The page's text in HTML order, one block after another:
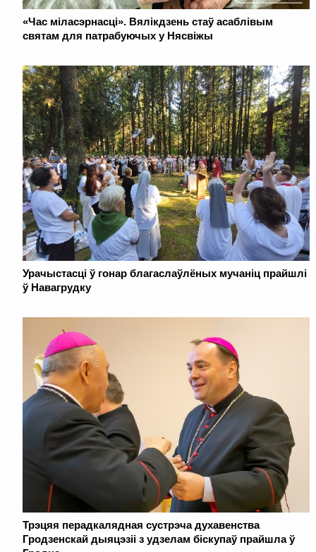
«Час міласэрнасці». Вялікдзень стаў асаблівым
святам для патрабуючых у Нясвіжы
Урачыстасці ў гонар благаслаўлёных мучаніц прайшлі
ў Навагрудку
Трэцяя перадкалядная сустрэча духавенства
Гродзенскай дыяцэзіі з удзелам біскупаў прайшла ў